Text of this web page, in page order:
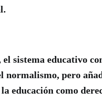
sistema educativo
normalismo, pero
educación como